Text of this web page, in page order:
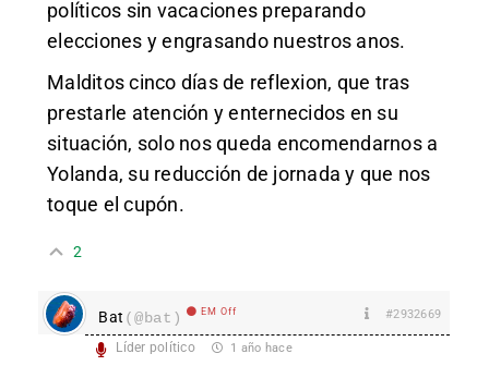
políticos sin vacaciones preparando
elecciones y engrasando nuestros anos.
Malditos cinco días de reflexion, que tras
prestarle atención y enternecidos en su
situación, solo nos queda encomendarnos a
Yolanda, su reducción de jornada y que nos
toque el cupón.
2
Bat (@bat) EM Off #2932669
Líder político 1 año hace